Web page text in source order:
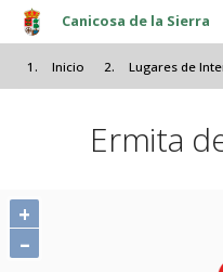
Pasar al
Canicosa de la Sierra
Inicio Lugares de
Ermita
+
–